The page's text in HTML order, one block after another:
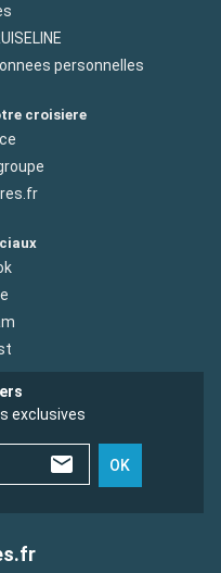
personnelles
croisiere
exclusives
OK